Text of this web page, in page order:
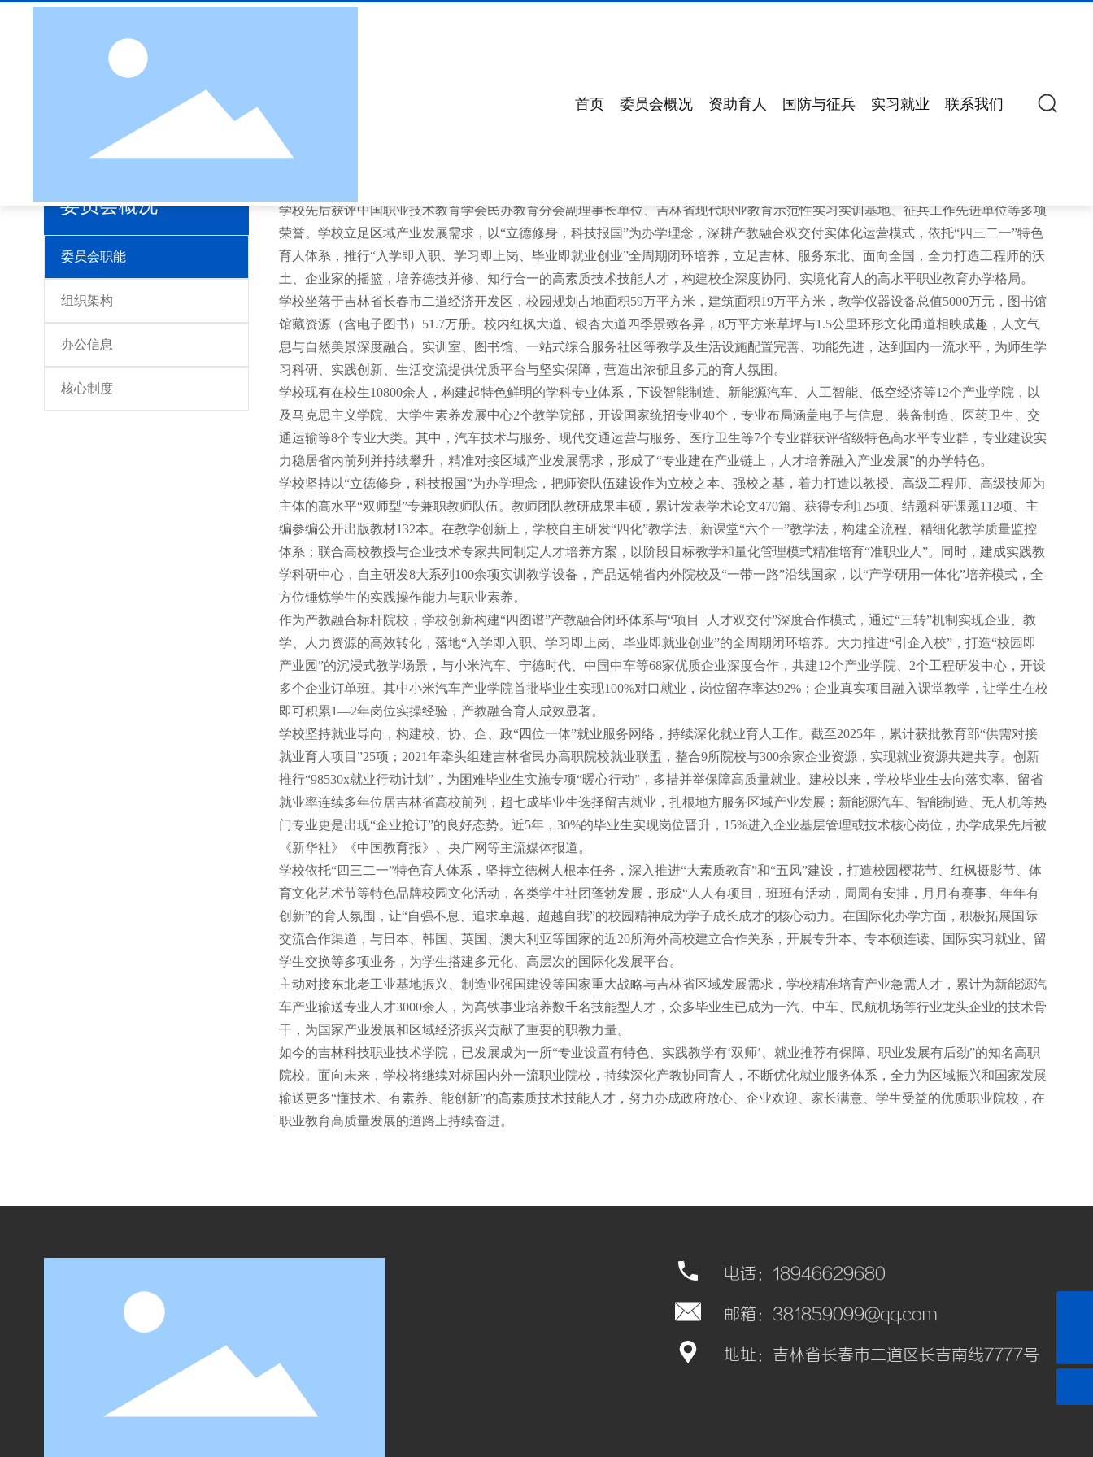
首页 委员会概况 资助育人 国防与征兵 实习就业 联系我们
委员会职能
委员会概况
委员会职能
组织架构
办公信息
核心制度
学校先后获评中国职业技术教育学会民办教育分会副理事长单位、吉林省现代职业教育示范性实习实训基地、征兵工作先进单位等多项
荣誉。学校立足区域产业发展需求，以“立德修身，科技报国”为办学理念，深耕产教融合双交付实体化运营模式，依托“四三二一”特色
育人体系，推行“入学即入职、学习即上岗、毕业即就业创业”全周期闭环培养，立足吉林、服务东北、面向全国，全力打造工程师的沃
土、企业家的摇篮，培养德技并修、知行合一的高素质技术技能人才，构建校企深度协同、实境化育人的高水平职业教育办学格局。
学校坐落于吉林省长春市二道经济开发区，校园规划占地面积59万平方米，建筑面积19万平方米，教学仪器设备总值5000万元，图书馆
馆藏资源（含电子图书）51.7万册。校内红枫大道、银杏大道四季景致各异，8万平方米草坪与1.5公里环形文化甬道相映成趣，人文气
息与自然美景深度融合。实训室、图书馆、一站式综合服务社区等教学及生活设施配置完善、功能先进，达到国内一流水平，为师生学
习科研、实践创新、生活交流提供优质平台与坚实保障，营造出浓郁且多元的育人氛围。
学校现有在校生10800余人，构建起特色鲜明的学科专业体系，下设智能制造、新能源汽车、人工智能、低空经济等12个产业学院，以
及马克思主义学院、大学生素养发展中心2个教学院部，开设国家统招专业40个，专业布局涵盖电子与信息、装备制造、医药卫生、交
通运输等8个专业大类。其中，汽车技术与服务、现代交通运营与服务、医疗卫生等7个专业群获评省级特色高水平专业群，专业建设实
力稳居省内前列并持续攀升，精准对接区域产业发展需求，形成了“专业建在产业链上，人才培养融入产业发展”的办学特色。
学校坚持以“立德修身，科技报国”为办学理念，把师资队伍建设作为立校之本、强校之基，着力打造以教授、高级工程师、高级技师为
主体的高水平“双师型”专兼职教师队伍。教师团队教研成果丰硕，累计发表学术论文470篇、获得专利125项、结题科研课题112项、主
编参编公开出版教材132本。在教学创新上，学校自主研发“四化”教学法、新课堂“六个一”教学法，构建全流程、精细化教学质量监控
体系；联合高校教授与企业技术专家共同制定人才培养方案，以阶段目标教学和量化管理模式精准培育“准职业人”。同时，建成实践教
学科研中心，自主研发8大系列100余项实训教学设备，产品远销省内外院校及“一带一路”沿线国家，以“产学研用一体化”培养模式，全
方位锤炼学生的实践操作能力与职业素养。
作为产教融合标杆院校，学校创新构建“四图谱”产教融合闭环体系与“项目+人才双交付”深度合作模式，通过“三转”机制实现企业、教
学、人力资源的高效转化，落地“入学即入职、学习即上岗、毕业即就业创业”的全周期闭环培养。大力推进“引企入校”，打造“校园即
产业园”的沉浸式教学场景，与小米汽车、宁德时代、中国中车等68家优质企业深度合作，共建12个产业学院、2个工程研发中心，开设
多个企业订单班。其中小米汽车产业学院首批毕业生实现100%对口就业，岗位留存率达92%；企业真实项目融入课堂教学，让学生在校
即可积累1—2年岗位实操经验，产教融合育人成效显著。
学校坚持就业导向，构建校、协、企、政“四位一体”就业服务网络，持续深化就业育人工作。截至2025年，累计获批教育部“供需对接
就业育人项目”25项；2021年牵头组建吉林省民办高职院校就业联盟，整合9所院校与300余家企业资源，实现就业资源共建共享。创新
推行“98530x就业行动计划”，为困难毕业生实施专项“暖心行动”，多措并举保障高质量就业。建校以来，学校毕业生去向落实率、留省
就业率连续多年位居吉林省高校前列，超七成毕业生选择留吉就业，扎根地方服务区域产业发展；新能源汽车、智能制造、无人机等热
门专业更是出现“企业抢订”的良好态势。近5年，30%的毕业生实现岗位晋升，15%进入企业基层管理或技术核心岗位，办学成果先后被
《新华社》《中国教育报》、央广网等主流媒体报道。
学校依托“四三二一”特色育人体系，坚持立德树人根本任务，深入推进“大素质教育”和“五风”建设，打造校园樱花节、红枫摄影节、体
育文化艺术节等特色品牌校园文化活动，各类学生社团蓬勃发展，形成“人人有项目，班班有活动，周周有安排，月月有赛事、年年有
创新”的育人氛围，让“自强不息、追求卓越、超越自我”的校园精神成为学子成长成才的核心动力。在国际化办学方面，积极拓展国际
交流合作渠道，与日本、韩国、英国、澳大利亚等国家的近20所海外高校建立合作关系，开展专升本、专本硕连读、国际实习就业、留
学生交换等多项业务，为学生搭建多元化、高层次的国际化发展平台。
主动对接东北老工业基地振兴、制造业强国建设等国家重大战略与吉林省区域发展需求，学校精准培育产业急需人才，累计为新能源汽
车产业输送专业人才3000余人，为高铁事业培养数千名技能型人才，众多毕业生已成为一汽、中车、民航机场等行业龙头企业的技术骨
干，为国家产业发展和区域经济振兴贡献了重要的职教力量。
如今的吉林科技职业技术学院，已发展成为一所“专业设置有特色、实践教学有‘双师’、就业推荐有保障、职业发展有后劲”的知名高职
院校。面向未来，学校将继续对标国内外一流职业院校，持续深化产教协同育人，不断优化就业服务体系，全力为区域振兴和国家发展
输送更多“懂技术、有素养、能创新”的高素质技术技能人才，努力办成政府放心、企业欢迎、家长满意、学生受益的优质职业院校，在
职业教育高质量发展的道路上持续奋进。
电话：18946629680
邮箱：381859099@qq.com
地址：吉林省长春市二道区长吉南线7777号
18946629680